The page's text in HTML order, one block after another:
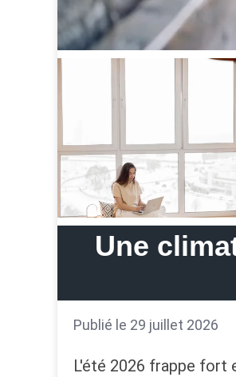
Une
Publié le 29 juillet 2026
L'été 2026 frappe fort